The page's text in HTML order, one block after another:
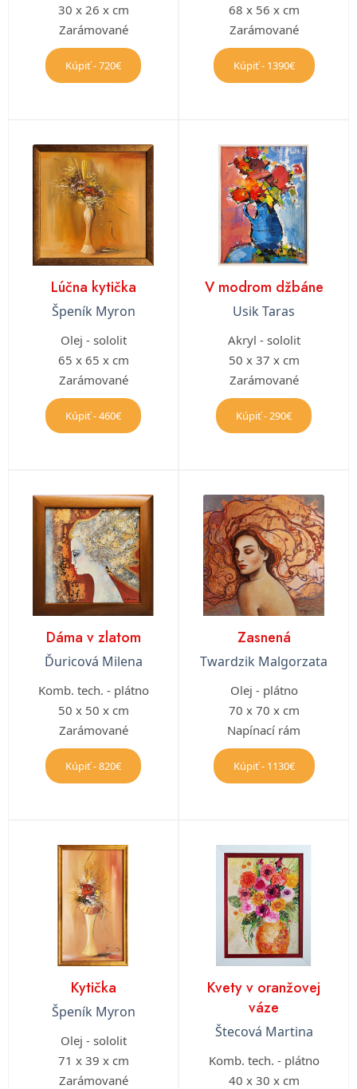
30 x 26 x cm
Zarámované
Kúpiť - 720€
68 x 56 x cm
Zarámované
Kúpiť - 1390€
Lúčna kytička
Špeník Myron
Olej - sololit
65 x 65 x cm
Zarámované
Kúpiť - 460€
V modrom džbáne
Usik Taras
Akryl - sololit
50 x 37 x cm
Zarámované
Kúpiť - 290€
Dáma v zlatom
Ďuricová Milena
Komb. tech. - plátno
50 x 50 x cm
Zarámované
Kúpiť - 820€
Zasnená
Twardzik Malgorzata
Olej - plátno
70 x 70 x cm
Napínací rám
Kúpiť - 1130€
Kytička
Špeník Myron
Olej - sololit
71 x 39 x cm
Zarámované
Kvety v oranžovej
váze
Štecová Martina
Komb. tech. - plátno
40 x 30 x cm